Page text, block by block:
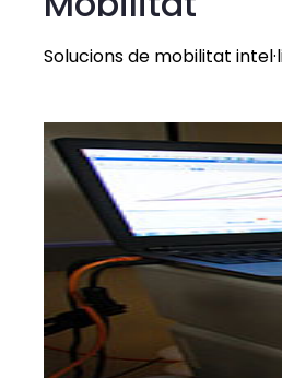
Mobilitat
Solucions de mobilitat